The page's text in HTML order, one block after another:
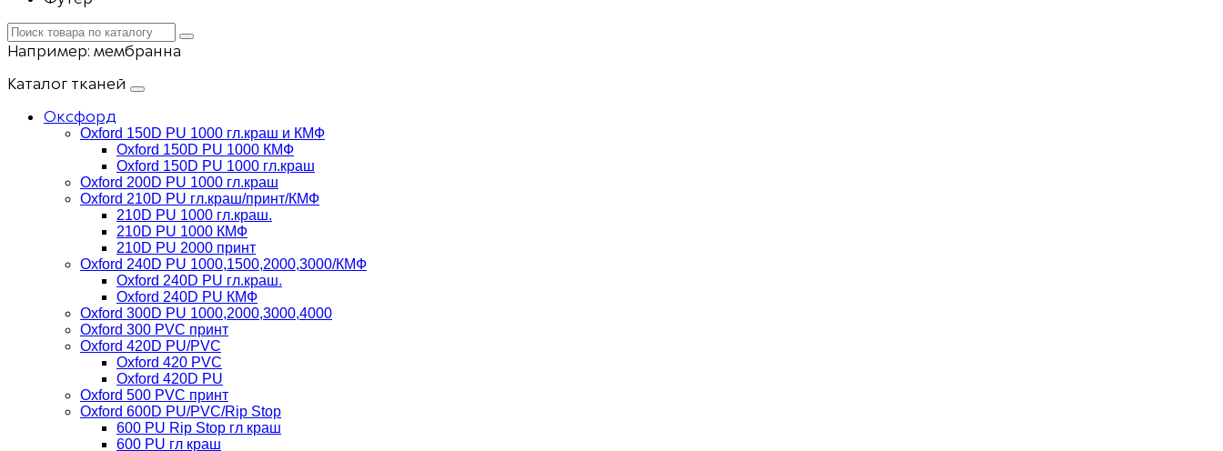
Например: мембранна
Каталог тканей
Оксфорд
Oxford 150D PU 1000 гл.краш и КМФ
Oxford 150D PU 1000 КМФ
Oxford 150D PU 1000 гл.краш
Oxford 200D PU 1000 гл.краш
Oxford 210D PU гл.краш/принт/КМФ
210D PU 1000 гл.краш.
210D PU 1000 КМФ
210D PU 2000 принт
Oxford 240D PU 1000,1500,2000,3000/КМФ
Oxford 240D PU гл.краш.
Oxford 240D PU КМФ
Oxford 300D PU 1000,2000,3000,4000
Oxford 300 PVC принт
Oxford 420D PU/PVC
Oxford 420 PVC
Oxford 420D PU
Oxford 500 PVC принт
Oxford 600D PU/PVC/Rip Stop
600 PU Rip Stop гл краш
600 PU гл краш